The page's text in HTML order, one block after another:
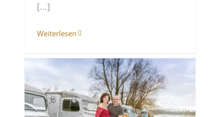
[...]
Weiterlesen